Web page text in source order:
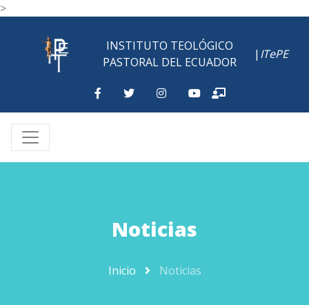
>
INSTITUTO TEOLÓGICO
PASTORAL DEL ECUADOR
| ITePE
Noticias
Inicio Noticias